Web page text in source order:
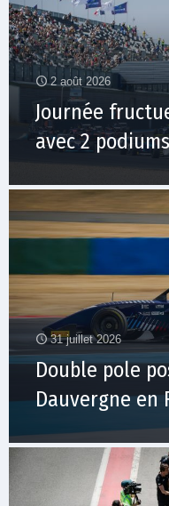
2 août 2026
Journée
avec 2
31 juillet 2026
Double pole
Dauvergne en